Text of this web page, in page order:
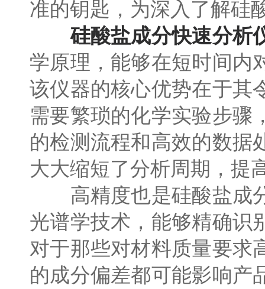
准的钥匙，为深入了解硅
硅酸盐成分快速分析
学原理，能够在短时间内
该仪器的核心优势在于其
需要繁琐的化学实验步骤
的检测流程和高效的数据
大大缩短了分析周期，提
高精度也是硅酸盐成分
光谱学技术，能够精确识
对于那些对材料质量要求
的成分偏差都可能影响产